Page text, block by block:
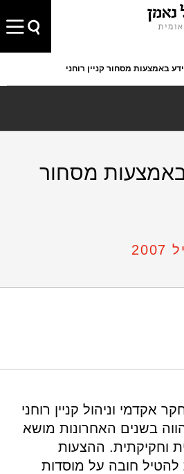
באמצעות מסחור קניין רוחני
מסחור
אקדמי וניהול קניין רוחני
בשנים האחרונות מושא
וחקיקתית. ההצעות
חובה על מוסדות